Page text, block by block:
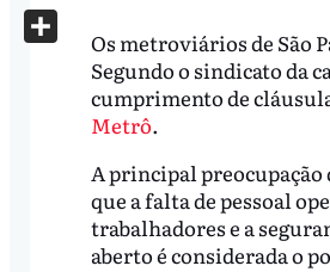
Os metroviários de São
Segundo o sindicato da
cumprimento de
Metrô.
A principal preocupação
que a falta de pessoal
trabalhadores e a
aberto é considerada o
X